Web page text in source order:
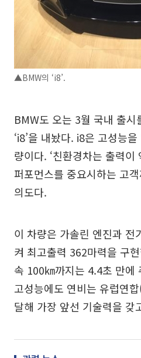
▲BMW의 ‘i8’.
BMW도 오는 3월 국내 출시
‘i8’을 내놨다. i8은 고성능
량이다. ‘친환경차는 출력이
퍼포먼스를 중요시하는 고
의도다.
이 차량은 가솔린 엔진과 전
켜 최고출력 362마력을 구
속 100㎞까지는 4.4초 만에
고성능에도 연비는 유럽연
달해 가장 앞선 기술력을 갖